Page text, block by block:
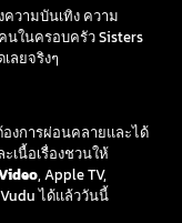
วามบันเทิง ความ
ในครอบครัว Sisters
ลยจริงๆ
งการผ่อนคลายและได้
เนื้อเรื่องชวนให้
, Apple TV,
ได้แล้ววันนี้